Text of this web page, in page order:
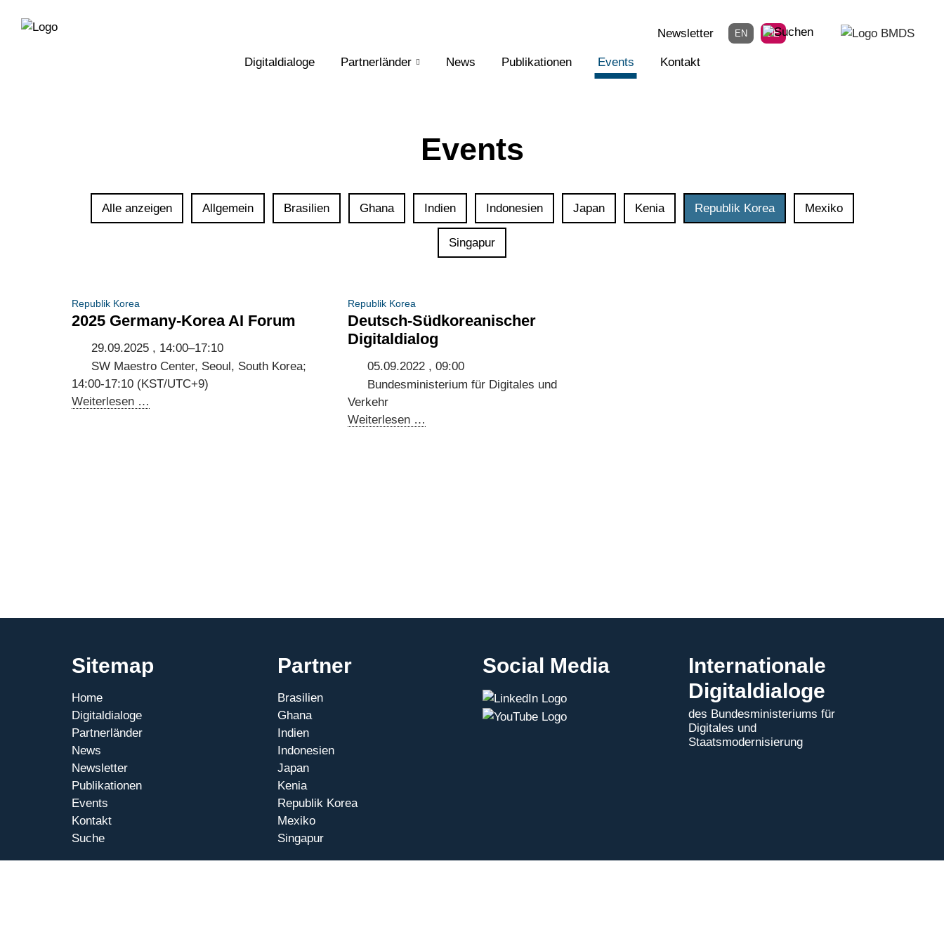
zum
Digitaldialoge
Partnerländer News Publikationen Events Kontakt
Newsletter EN DE
Events
Alle anzeigen Allgemein Brasilien Ghana Indien Indonesien Japan Kenia Republik Korea Mexiko
Singapur
Republik Korea
2025 Germany-Korea AI Forum
29.09.2025 , 14:00–17:10
SW Maestro Center, Seoul, South Korea;
14:00-17:10 (KST/UTC+9)
Weiterlesen …
Republik Korea
Deutsch-Südkoreanischer
Digitaldialog
05.09.2022 , 09:00
Bundesministerium für Digitales und
Verkehr
Weiterlesen …
Sitemap
Home
Digitaldialoge
Partnerländer
News
Newsletter
Publikationen
Events
Kontakt
Suche
Partner
Brasilien
Ghana
Indien
Indonesien
Japan
Kenia
Republik Korea
Mexiko
Singapur
Social Media
Internationale
Digitaldialoge
des Bundesministeriums für
Digitales und
Staatsmodernisierung